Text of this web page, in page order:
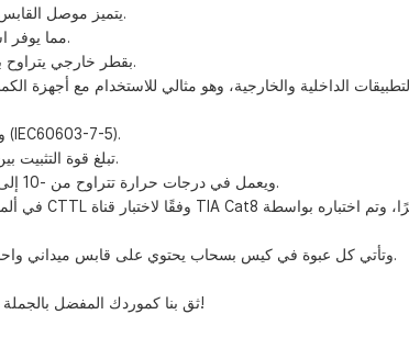
يتميز موصل القابس الخاص بنا بغلاف مصبوب من سبائك الزنك وموصلات مطلية بالذهب عيار 50 ميكرون.
تتميز أطراف IDC بتصميم لوحة الدوائر المطبوعة (UL 94-V0)، مما يوفر استقرارًا وأداءً محسّنين.
يأتي القابس أيضًا مع غطاء واقٍ من الغبار ويدعم أسلاك AWG23-26 بقطر خارجي يتراوح بين 6.0 و 8.0 مم.
يدعم موصلنا مخططات الأسلاك T568A و T568B ولديه قوة إدخال تصل إلى 30 نيوتن (IEC60603-7-5).
تبلغ قوة التثبيت بين المقبس والقابس 7.7 كجم، ويبلغ عمر التلامس (دورات التوصيل) 750 دورة كحد أدنى.
إلى جانب ذلك، فهو يدعم ما لا يقل عن 20 دورة تثبيت متكررة لـ IDC ويعمل في درجات حرارة تتراوح من -10 إلى 60 درجة مئوية.
وتأتي كل عبوة في كيس بسحاب يحتوي على قابس ميداني واحد، وغطاء غبار واحد، ورقاقة نحاسية مقاس 1 × 3 سم، ودليل مستخدم للتثبيت السلس.
ثق بنا كموردك المفضل بالجملة للكابلات والمحولات والمنتجات الإلكترونية الاستهلاكية عالية الجودة، وتواصل معنا اليوم!